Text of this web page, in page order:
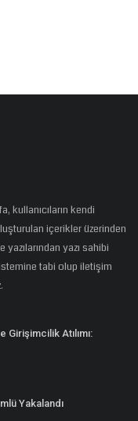
kullanıcıların kendi
içerikler üzerinden
yazı sahibi
tabi olup iletişim
Girişimcilik Atılımı:
Yakalandı